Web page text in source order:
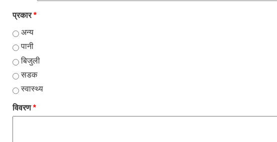
प्रकार*
अन्य
पानी
बिजुली
सडक
स्वास्थ्य
विवरण*